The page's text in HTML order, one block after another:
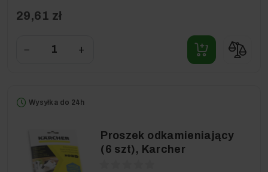
29,61 zł
− +
Wysyłka do 24h
Proszek odkamieniający
(6 szt), Karcher